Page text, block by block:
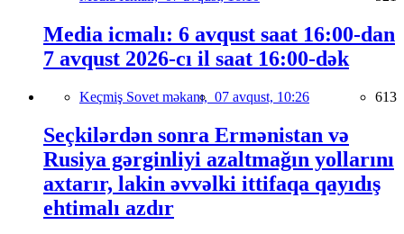
Media icmalı: 6 avqust saat 16:00-dan
7 avqust 2026-cı il saat 16:00-dək
Keçmiş Sovet məkanı, 07 avqust, 10:26 613
Seçkilərdən sonra Ermənistan və
Rusiya gərginliyi azaltmağın yollarını
axtarır, lakin əvvəlki ittifaqa qayıdış
ehtimalı azdır